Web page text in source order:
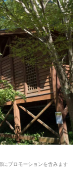
にプロモーションを含みます